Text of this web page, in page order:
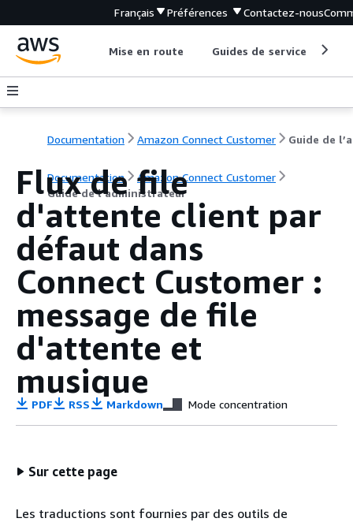
Français Préférences Contactez-nous
Mise en route Guides de service
Documentation Amazon Connect Customer
Documentation
Amazon Connect Customer
Guide de l’administrateur
Flux de file
d'attente client par
défaut dans
Connect Customer :
message de file
d'attente et
musique
PDF RSS Markdown Mode concentration
Sur cette page
Les traductions sont fournies par des outils de